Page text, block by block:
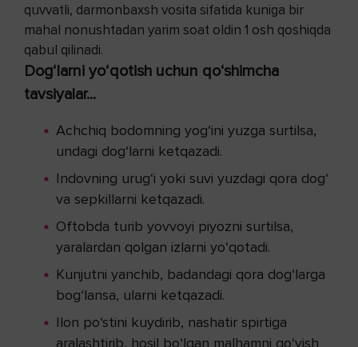
quvvatli, darmonbaxsh vosita sifatida kuniga bir
mahal nonushtadan yarim soat oldin 1 osh qoshiqda
qabul qilinadi.
Dog‘larni yo‘qotish uchun qo‘shimcha
tavsiyalar...
Achchiq bodomning yog‘ini yuzga surtilsa,
undagi dog‘larni ketqazadi.
Indovning urug‘i yoki suvi yuzdagi qora dog‘
va sepkillarni ketqazadi.
Oftobda turib yovvoyi piyozni surtilsa,
yaralardan qolgan izlarni yo‘qotadi.
Kunjutni yanchib, badandagi qora dog‘larga
bog‘lansa, ularni ketqazadi.
Ilon po‘stini kuydirib, nashatir spirtiga
aralashtirib, hosil bo‘lgan malhamni qo‘yish